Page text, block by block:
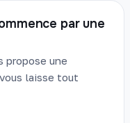
par une
propose une
laisse tout